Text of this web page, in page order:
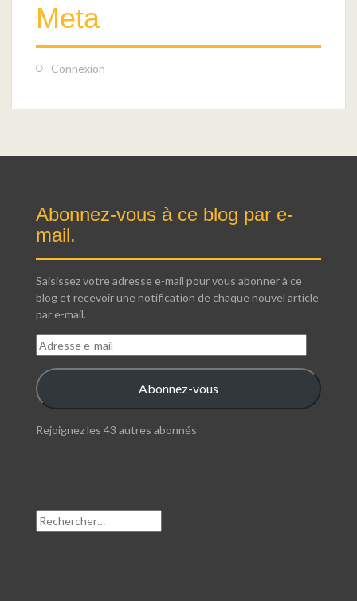
Meta
Connexion
Abonnez-vous à ce blog par e-
mail.
Saisissez votre adresse e-mail pour vous abonner à ce
blog et recevoir une notification de chaque nouvel article
par e-mail.
Adresse
e-
mail
Abonnez-vous
Rejoignez les 43 autres abonnés
Rechercher :